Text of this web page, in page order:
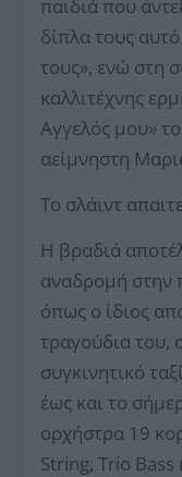
παιδιά που
δίπλα τους
τους», ενώ στη
καλλιτέχνης
Αγγελός μου»
αείμνηστη
Το σλάιντ
Η βραδιά
αναδρομή στην
όπως ο ίδιος
τραγούδια του,
συγκινητικό
έως και το
ορχήστρα 19
String, Trio Bass